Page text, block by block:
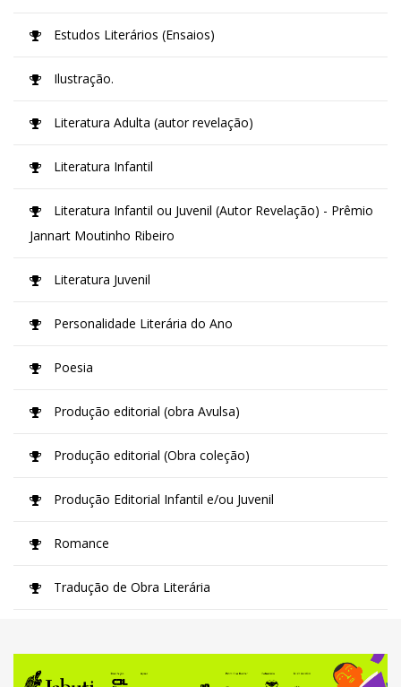
Estudos Literários (Ensaios)
Ilustração.
Literatura Adulta (autor revelação)
Literatura Infantil
Literatura Infantil ou Juvenil (Autor Revelação) - Prêmio
Jannart Moutinho Ribeiro
Literatura Juvenil
Personalidade Literária do Ano
Poesia
Produção editorial (obra Avulsa)
Produção editorial (Obra coleção)
Produção Editorial Infantil e/ou Juvenil
Romance
Tradução de Obra Literária